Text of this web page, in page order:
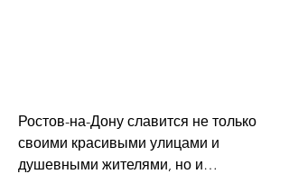
Ростов-на-Дону славится не только
своими красивыми улицами и
душевными жителями, но и…